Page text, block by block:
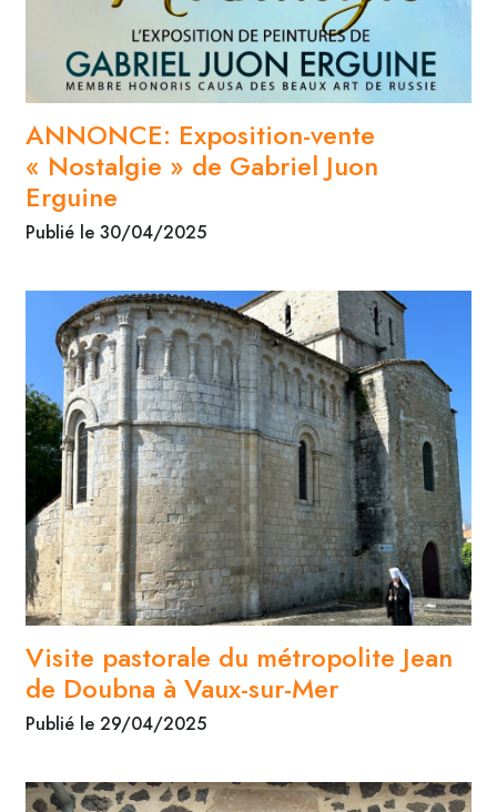
ANNONCE: Exposition-vente
« Nostalgie » de Gabriel Juon
Erguine
Publié le 30/04/2025
Visite pastorale du métropolite Jean
de Doubna à Vaux-sur-Mer
Publié le 29/04/2025